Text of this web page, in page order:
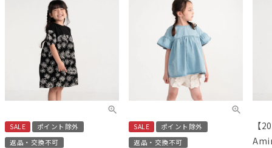
SALE
ポイント除外
返品・交換不可
SALE
ポイント除外
返品・交換不可
【